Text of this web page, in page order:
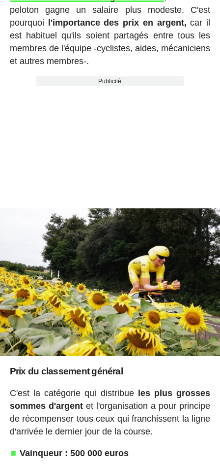
peloton gagne un salaire plus modeste. C'est
pourquoi l'importance des prix en argent, car il
est habituel qu'ils soient partagés entre tous les
membres de l'équipe -cyclistes, aides, mécaniciens
et autres membres-.
Publicité
Prix du classement général
C'est la catégorie qui distribue les plus grosses
sommes d'argentet l'organisation a pour principe
de récompenser tous ceux qui franchissent la ligne
d'arrivée le dernier jour de la course.
Vainqueur : 500 000 euros